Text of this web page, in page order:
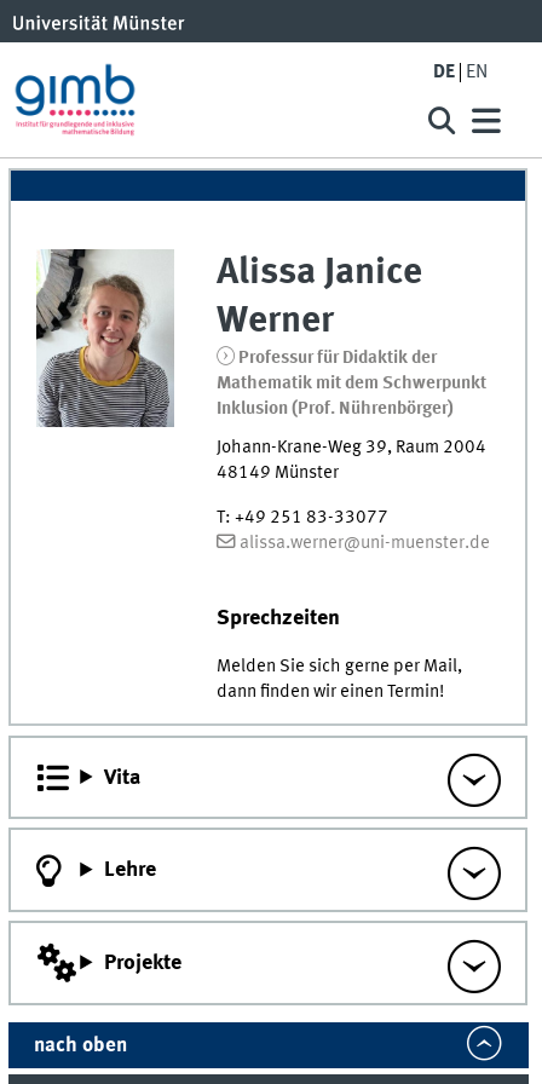
DE EN
Alissa Janice
Werner
Professur für Didaktik der
Mathematik mit dem Schwerpunkt
Inklusion (Prof. Nührenbörger)
Johann-Krane-Weg 39, Raum 2004
48149 Münster
T: +49 251 83-33077
alissa.werner@uni-muenster.de
Sprechzeiten
Melden Sie sich gerne per Mail,
dann finden wir einen Termin!
Vita
Lehre
Projekte
nach oben